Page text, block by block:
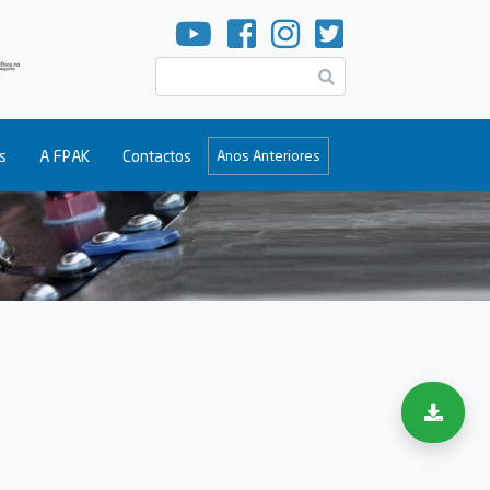
A FPAK Contactos Anos Anteriores